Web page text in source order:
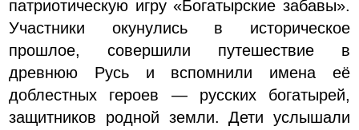
патриотическую игру «Богатырские забавы».
Участники окунулись в историческое
прошлое, совершили путешествие в
древнюю Русь и вспомнили имена её
доблестных героев — русских богатырей,
защитников родной земли. Дети услышали